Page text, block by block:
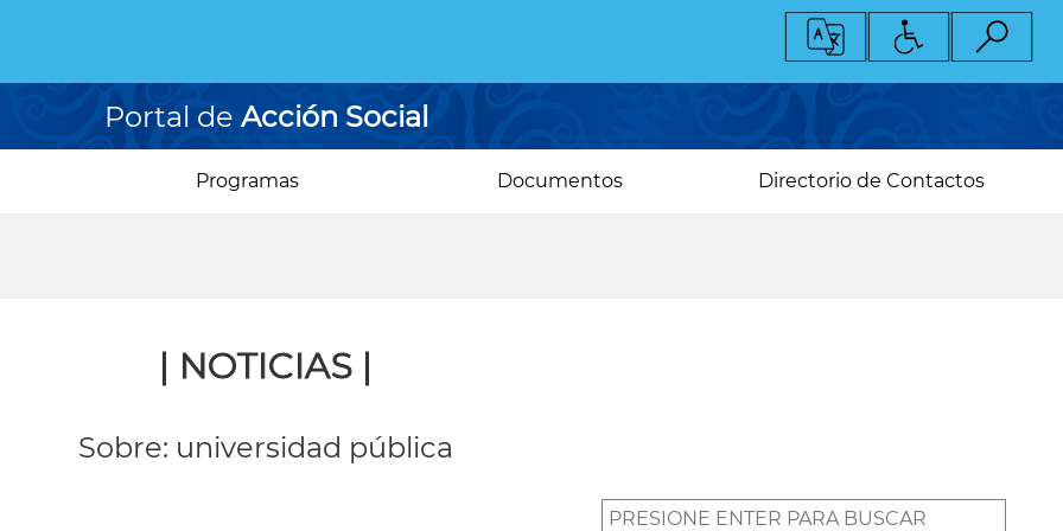
Portal de Acción Social
Programas Documentos Directorio de Contactos
| NOTICIAS |
Sobre: universidad pública